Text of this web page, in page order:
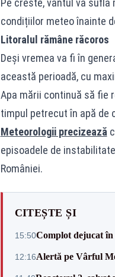
Pe creste, vântul va
condițiilor meteo înainte
Litoralul rămâne răcoros
Deși vremea va fi în
această perioadă, cu
Apa mării continuă să fie
timpul petrecut în apă de
Meteorologii precizează
episoadele de
României.
CITEȘTE ȘI
15:50Complot dejucat în
12:16Alertă pe Vârful